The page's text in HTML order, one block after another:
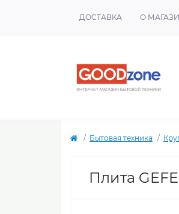
ДОСТАВКА О
Бытовая техника
Плита